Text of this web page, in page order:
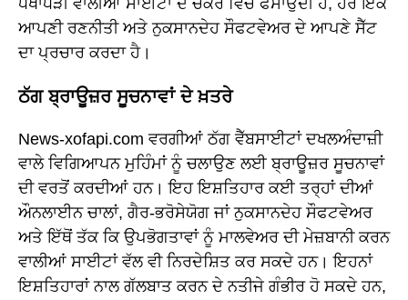
ਧੋਖਾਧੜੀ ਵਾਲੀਆਂ ਸਾਈਟਾਂ ਦੇ ਚੱਕਰ ਵਿੱਚ ਫਸਾਉਂਦੀ ਹੈ, ਹਰ ਇੱਕ
ਆਪਣੀ ਰਣਨੀਤੀ ਅਤੇ ਨੁਕਸਾਨਦੇਹ ਸੌਫਟਵੇਅਰ ਦੇ ਆਪਣੇ ਸੈੱਟ
ਦਾ ਪ੍ਰਚਾਰ ਕਰਦਾ ਹੈ।
ਠੱਗ ਬ੍ਰਾਊਜ਼ਰ ਸੂਚਨਾਵਾਂ ਦੇ ਖ਼ਤਰੇ
News-xofapi.com ਵਰਗੀਆਂ ਠੱਗ ਵੈੱਬਸਾਈਟਾਂ ਦਖਲਅੰਦਾਜ਼ੀ
ਵਾਲੇ ਵਿਗਿਆਪਨ ਮੁਹਿੰਮਾਂ ਨੂੰ ਚਲਾਉਣ ਲਈ ਬ੍ਰਾਊਜ਼ਰ ਸੂਚਨਾਵਾਂ
ਦੀ ਵਰਤੋਂ ਕਰਦੀਆਂ ਹਨ। ਇਹ ਇਸ਼ਤਿਹਾਰ ਕਈ ਤਰ੍ਹਾਂ ਦੀਆਂ
ਔਨਲਾਈਨ ਚਾਲਾਂ, ਗੈਰ-ਭਰੋਸੇਯੋਗ ਜਾਂ ਨੁਕਸਾਨਦੇਹ ਸੌਫਟਵੇਅਰ
ਅਤੇ ਇੱਥੋਂ ਤੱਕ ਕਿ ਉਪਭੋਗਤਾਵਾਂ ਨੂੰ ਮਾਲਵੇਅਰ ਦੀ ਮੇਜ਼ਬਾਨੀ ਕਰਨ
ਵਾਲੀਆਂ ਸਾਈਟਾਂ ਵੱਲ ਵੀ ਨਿਰਦੇਸ਼ਿਤ ਕਰ ਸਕਦੇ ਹਨ। ਇਹਨਾਂ
ਇਸ਼ਤਿਹਾਰਾਂ ਨਾਲ ਗੱਲਬਾਤ ਕਰਨ ਦੇ ਨਤੀਜੇ ਗੰਭੀਰ ਹੋ ਸਕਦੇ ਹਨ,